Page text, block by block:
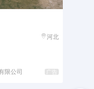
河北
限公司 广告